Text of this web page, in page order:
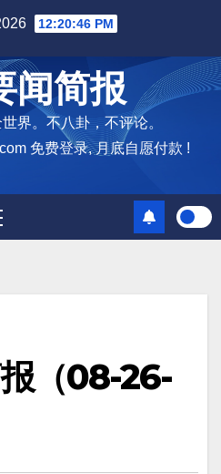
12:20:47 PM
闻简报
界。不八卦，不评论。
免费登录, 月底自愿付款 !
（08-26-